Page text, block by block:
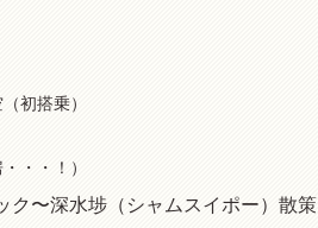
初搭乗）
・・！）
ク〜深水埗（シャムスイポー）散策